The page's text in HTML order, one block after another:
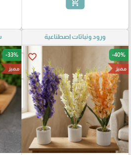
ورود ونباتات اصطناعية
favorite_border -40%
مميز
-33%
مميز